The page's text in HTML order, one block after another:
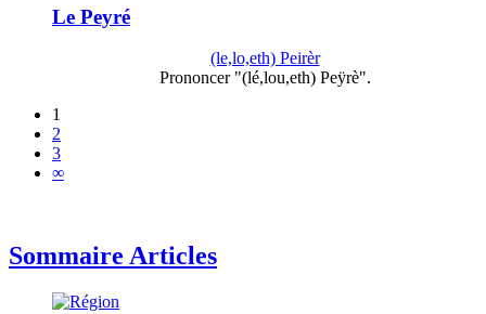
Le Peyré
(le,lo,eth) Peirèr
Prononcer "(lé,lou,eth) Peÿrè".
1
2
3
∞
Sommaire Articles